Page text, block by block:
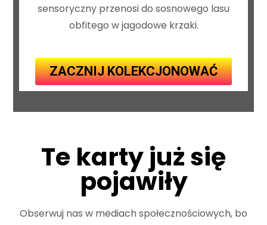
sensoryczny przenosi do sosnowego lasu
obfitego w jagodowe krzaki.
ZACZNIJ KOLEKCJONOWAĆ
Te karty już się
pojawiły
Obserwuj nas w mediach społecznościowych, bo